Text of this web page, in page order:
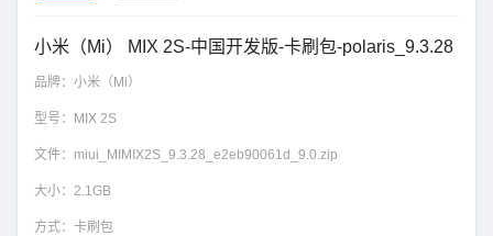
小米（Mi） MIX 2S-中国开发版-卡刷包-polaris_9.3.28
品牌： 小米（Mi）
型号： MIX 2S
文件： miui_MIMIX2S_9.3.28_e2eb90061d_9.0.zip
大小： 2.1GB
方式： 卡刷包